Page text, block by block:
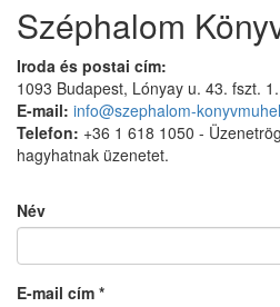
Széphalom
Iroda és postai cím:
1093 Budapest, Lónyay u. 43. fszt. 1.
E-mail: info@szephalom-
Telefon: +36 1 618 1050 -
hagyhatnak üzenetet.
Név
E-mail cím *